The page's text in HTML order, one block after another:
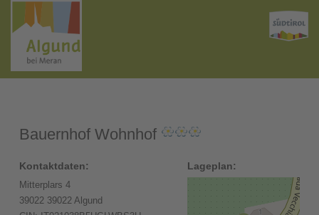
Bauernhof Wohnhof
Kontaktdaten:
Mitterplars 4
39022 39022 Algund
Lageplan: